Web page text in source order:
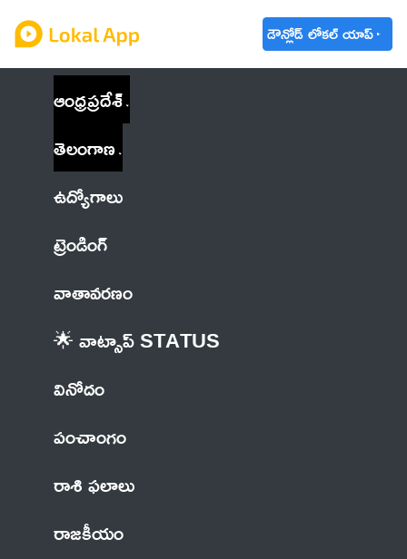
డౌన్లోడ్ లోకల్ యాప్
ఆంధ్రప్రదేశ్
తెలంగాణ
ఉద్యోగాలు
ట్రెండింగ్
వాతావరణం
🌟 వాట్సాప్ STATUS
వినోదం
పంచాంగం
రాశి ఫలాలు
రాజకీయం